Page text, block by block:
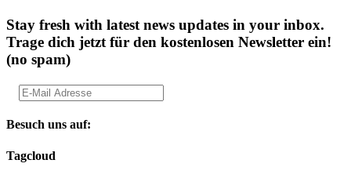
Stay fresh with latest news updates in your inbox.
Trage dich jetzt für den kostenlosen Newsletter ein!
(no spam)
Besuch uns auf:
Tagcloud